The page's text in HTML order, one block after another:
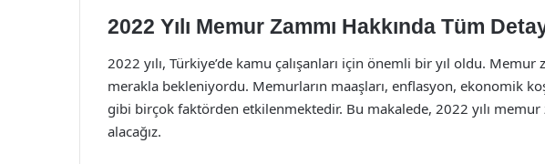
2022 Yılı Memur Zammı Hakkında Tüm
2022 yılı, Türkiye’de kamu çalışanları için önemli bir yıl oldu.
merakla bekleniyordu. Memurların maaşları, enflasyon, ekonomik
gibi birçok faktörden etkilenmektedir. Bu makalede, 2022 yılı
alacağız.